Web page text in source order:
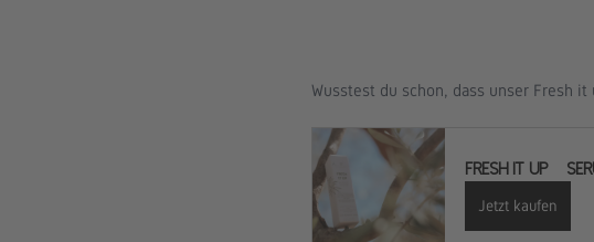
Wusstest du schon, dass unser Fresh
FRESH IT UP –
Jetzt kaufen